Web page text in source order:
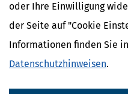
oder Ihre Einwilligung
der Seite auf "Cookie
Informationen finden Sie
Datenschutzhinweisen.
Minderjährige
Die Geburt